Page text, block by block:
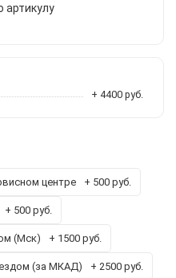
артикулу
+ 4400 руб.
центре + 500 руб.
+ 500 руб.
(Мск) + 1500 руб.
(за МКАД) + 2500 руб.